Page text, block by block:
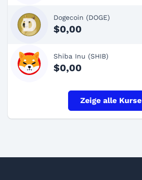
Dogecoin (DOGE)
$0,00
Shiba Inu (SHIB)
$0,00
Zeige alle Kurse